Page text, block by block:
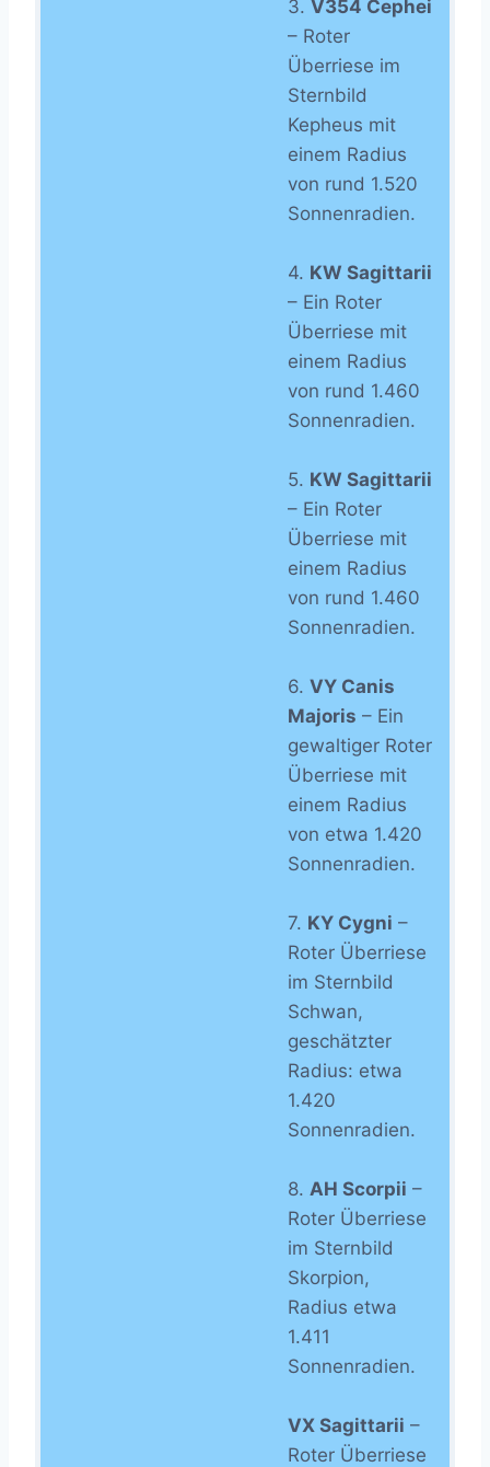
3. V354 Cephei
– Roter
Überriese im
Sternbild
Kepheus mit
einem Radius
von rund 1.520
Sonnenradien.
4. KW Sagittarii
– Ein Roter
Überriese mit
einem Radius
von rund 1.460
Sonnenradien.
5. KW Sagittarii
– Ein Roter
Überriese mit
einem Radius
von rund 1.460
Sonnenradien.
6. VY Canis
Majoris – Ein
gewaltiger Roter
Überriese mit
einem Radius
von etwa 1.420
Sonnenradien.
7. KY Cygni –
Roter Überriese
im Sternbild
Schwan,
geschätzter
Radius: etwa
1.420
Sonnenradien.
8. AH Scorpii –
Roter Überriese
im Sternbild
Skorpion,
Radius etwa
1.411
Sonnenradien.
VX Sagittarii –
Roter Überriese